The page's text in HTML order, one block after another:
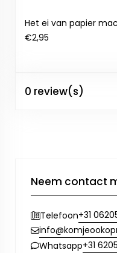
Het ei van papier
€2,95
0 review(s)
Neem contact
Telefoon+31
Whatsapp+31